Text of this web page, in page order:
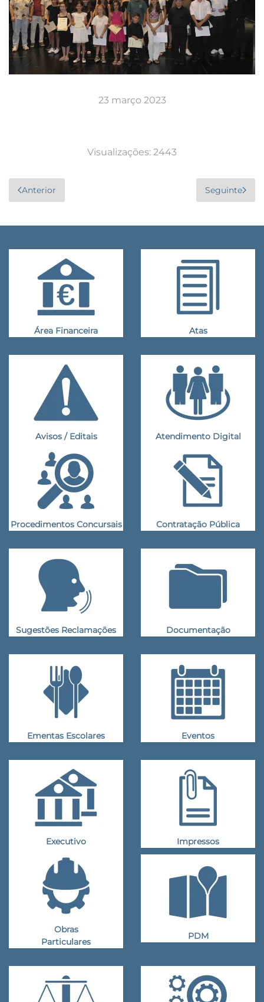
23 março 2023
Visualizações: 2443
Anterior Seguinte
Área Financeira Atas
Avisos / Editais Atendimento Digital
Procedimentos Concursais Contratação Pública
Sugestões Reclamações Documentação
Ementas Escolares Eventos
Executivo Impressos
Obras
Particulares
PDM